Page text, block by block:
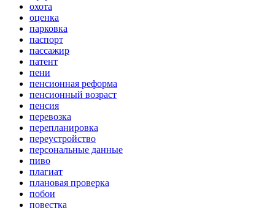
охота
оценка
парковка
паспорт
пассажир
патент
пени
пенсионная реформа
пенсионный возраст
пенсия
перевозка
перепланировка
переустройство
персональные данные
пиво
плагиат
плановая проверка
побои
повестка